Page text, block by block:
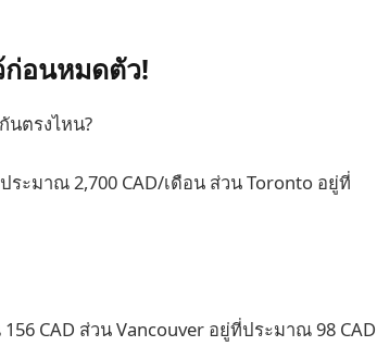
อนหมดตัว!
นตรงไหน?
ระมาณ 2,700 CAD/เดือน ส่วน Toronto อยู่ที่
CAD ส่วน Vancouver อยู่ที่ประมาณ 98 CAD